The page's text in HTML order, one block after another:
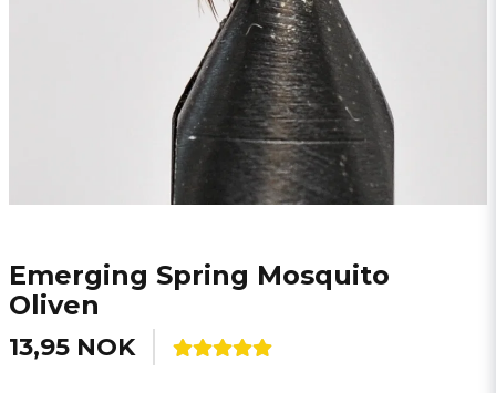
Emerging Spring Mosquito
Oliven
13,95 NOK